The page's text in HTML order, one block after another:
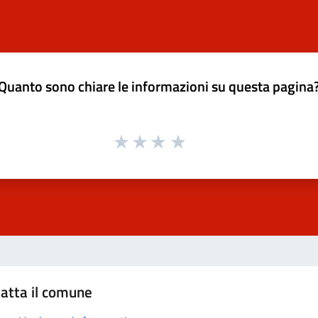
sono chiare le informazioni su questa
il comune